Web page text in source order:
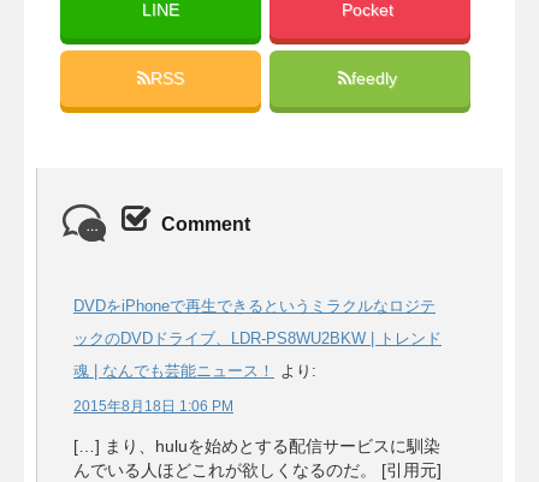
LINE Pocket
RSS feedly
Comment
DVDをiPhoneで再生できるというミラクルなロジテ
ックのDVDドライブ、LDR-PS8WU2BKW | トレンド
魂 | なんでも芸能ニュース！
より:
2015年8月18日 1:06 PM
[…] まり、huluを始めとする配信サービスに馴染
んでいる人ほどこれが欲しくなるのだ。 [引用元]